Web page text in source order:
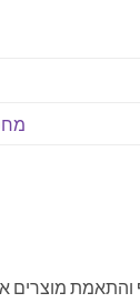
מוצרים